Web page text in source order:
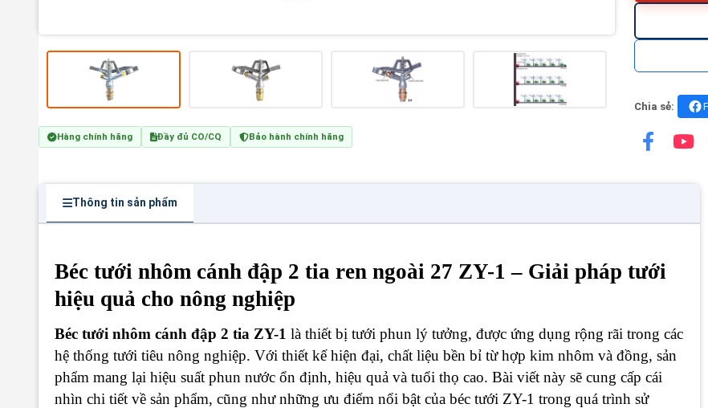
Hàng chính hãng Đầy đủ CO/CQ Bảo hành chính hãng
Chia sẻ:
Thông tin sản phẩm
Béc tưới nhôm cánh đập 2 tia ren ngoài 27 ZY-1 – Giải pháp tưới
hiệu quả cho nông nghiệp
Béc tưới nhôm cánh đập 2 tia ZY-1 là thiết bị tưới phun lý tưởng, được ứng dụng rộng rãi trong các
hệ thống tưới tiêu nông nghiệp. Với thiết kế hiện đại, chất liệu bền bỉ từ hợp kim nhôm và đồng, sản
phẩm mang lại hiệu suất phun nước ổn định, hiệu quả và tuổi thọ cao. Bài viết này sẽ cung cấp cái
nhìn chi tiết về sản phẩm, cũng như những ưu điểm nổi bật của béc tưới ZY-1 trong quá trình sử